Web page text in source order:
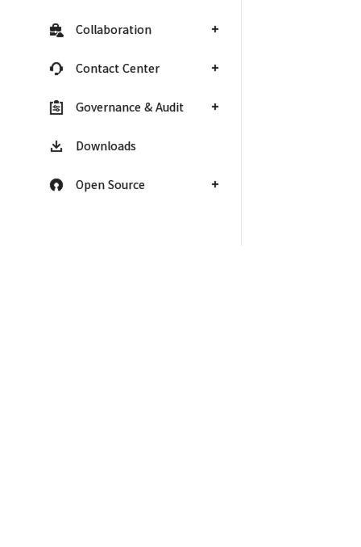
Collaboration
Contact Center
Governance & Audit
Downloads
Open Source